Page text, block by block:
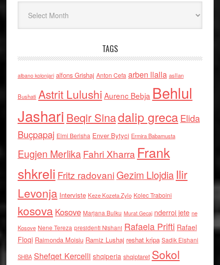
TAGS
albano kolonjari alfons Grishaj Anton Cefa arben llalla asllan
Bushati Astrit Lulushi Aurenc Bebja Behlul
Jashari Beqir Sinadalip grecaElida
Buçpapaj Elmi Berisha Enver Bytyci Ermira Babamusta
Eugjen MerlikaFahri Xharra Frank
shkreli Fritz radovaniGezim Llojdia Ilir
Levonja Interviste Keze Kozeta Zylo Kolec Traboini
kosova Kosove Marjana Bulku Murat Gecaj nderroi jete ne
Kosove Nene Tereza presidenti Nishani Rafaela Prifti Rafael
Floqi Raimonda Moisiu Ramiz Lushaj reshat kripa Sadik Elshani
SHBA Shefqet Kercelli shqiperia shqiptaret Sokol